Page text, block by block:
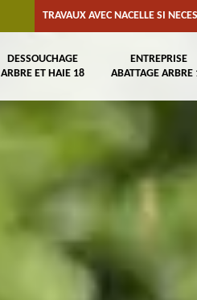
TRAVAUX AVEC NACELLE SI
DESSOUCHAGE
ARBRE ET HAIE 18
ENTREPRISE
ABATTAGE ARBRE